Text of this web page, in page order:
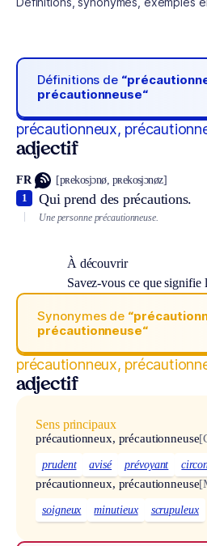
Définitions de
précautionneuse“
précautionneux,
adjectif
FR [pʀekosjɔnø, pʀekosjɔnøz]
Qui prend des précautions.
1
Une personne précautionneuse.
À découvrir
Savez-vous ce que
Synonymes de
précautionneuse“
précautionneux,
adjectif
Sens principaux
précautionneux, précautionneuse
prudent avisé prévoyant
précautionneux, précautionneuse
soigneux minutieux scrupuleux